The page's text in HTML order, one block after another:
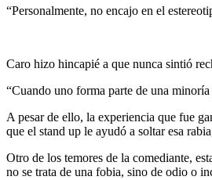
“Personalmente, no encajo en el
Caro hizo hincapié a que nunca sintió
“Cuando uno forma parte de una
A pesar de ello, la experiencia que fue
que el stand up le ayudó a soltar esa
Otro de los temores de la comediante,
no se trata de una fobia, sino de odio o